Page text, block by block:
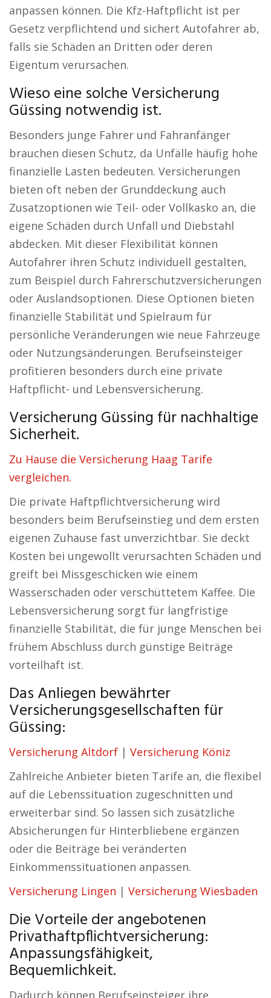
anpassen können. Die Kfz-Haftpflicht ist per
Gesetz verpflichtend und sichert Autofahrer ab,
falls sie Schäden an Dritten oder deren
Eigentum verursachen.
Wieso eine solche Versicherung
Güssing notwendig ist.
Besonders junge Fahrer und Fahranfänger
brauchen diesen Schutz, da Unfälle häufig hohe
finanzielle Lasten bedeuten. Versicherungen
bieten oft neben der Grunddeckung auch
Zusatzoptionen wie Teil- oder Vollkasko an, die
eigene Schäden durch Unfall und Diebstahl
abdecken. Mit dieser Flexibilität können
Autofahrer ihren Schutz individuell gestalten,
zum Beispiel durch Fahrerschutzversicherungen
oder Auslandsoptionen. Diese Optionen bieten
finanzielle Stabilität und Spielraum für
persönliche Veränderungen wie neue Fahrzeuge
oder Nutzungsänderungen. Berufseinsteiger
profitieren besonders durch eine private
Haftpflicht- und Lebensversicherung.
Versicherung Güssing für nachhaltige
Sicherheit.
Zu Hause die Versicherung Haag Tarife
vergleichen.
Die private Haftpflichtversicherung wird
besonders beim Berufseinstieg und dem ersten
eigenen Zuhause fast unverzichtbar. Sie deckt
Kosten bei ungewollt verursachten Schäden und
greift bei Missgeschicken wie einem
Wasserschaden oder verschüttetem Kaffee. Die
Lebensversicherung sorgt für langfristige
finanzielle Stabilität, die für junge Menschen bei
frühem Abschluss durch günstige Beiträge
vorteilhaft ist.
Das Anliegen bewährter
Versicherungsgesellschaften für
Güssing:
Versicherung Altdorf | Versicherung Köniz
Zahlreiche Anbieter bieten Tarife an, die flexibel
auf die Lebenssituation zugeschnitten und
erweiterbar sind. So lassen sich zusätzliche
Absicherungen für Hinterbliebene ergänzen
oder die Beiträge bei veränderten
Einkommenssituationen anpassen.
Versicherung Lingen | Versicherung Wiesbaden
Die Vorteile der angebotenen
Privathaftpflichtversicherung:
Anpassungsfähigkeit,
Bequemlichkeit.
Dadurch können Berufseinsteiger ihre